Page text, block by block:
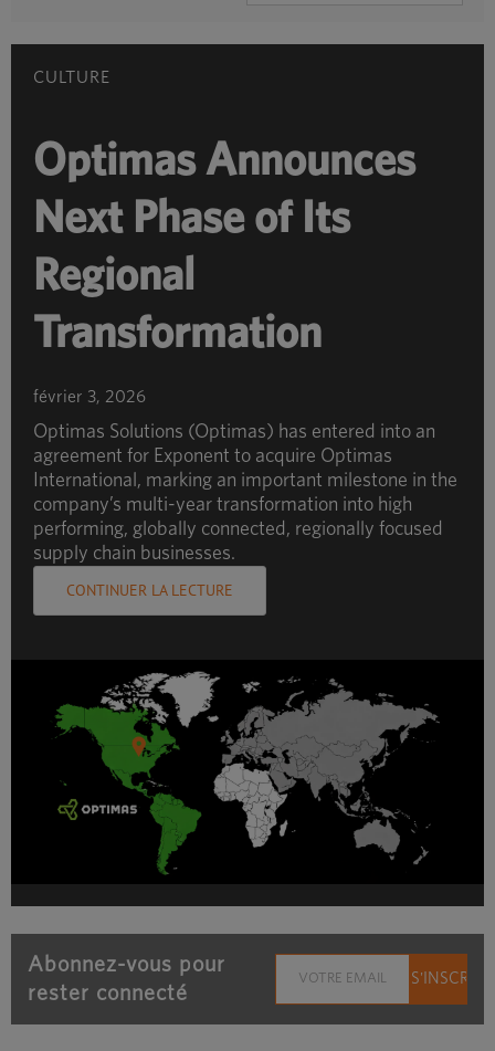
CATÉGORIE
CULTURE
Optimas Announces
Next Phase of Its
Regional
Transformation
février 3, 2026
Optimas Solutions (Optimas) has entered into an
agreement for Exponent to acquire Optimas
International, marking an important milestone in the
company’s multi-year transformation into high
performing, globally connected, regionally focused
supply chain businesses.
CONTINUER LA LECTURE
Abonnez-vous pour
rester connecté